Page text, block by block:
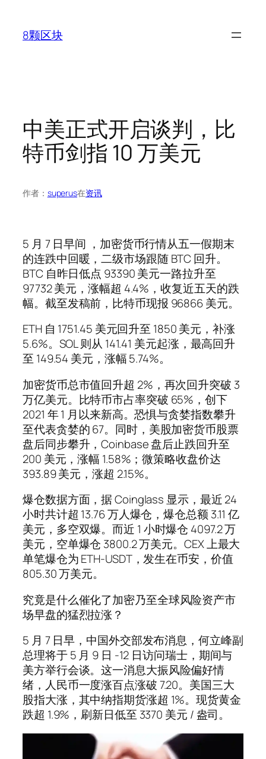
8颗区块
中美正式开启谈判，比
特币剑指 10 万美元
作者： superus在资讯
5 月 7 日早间 ，加密货币行情从五一假期末
的连跌中回暖，二级市场跟随 BTC 回升。
BTC 自昨日低点 93390 美元一路拉升至
97732 美元，涨幅超 4.4%，收复近五天的跌
幅。截至发稿前，比特币现报 96866 美元。
ETH 自 1751.45 美元回升至 1850 美元，补涨
5.6%。SOL 则从 141.41 美元起涨，最高回升
至 149.54 美元，涨幅 5.74%。
加密货币总市值回升超 2%，再次回升突破 3
万亿美元。比特币市占率突破 65%，创下
2021 年 1 月以来新高。恐惧与贪婪指数攀升
至代表贪婪的 67。同时，美股加密货币股票
盘后同步攀升，Coinbase 盘后止跌回升至
200 美元，涨幅 1.58%；微策略收盘价达
393.89 美元，涨超 2.15%。
爆仓数据方面，据 Coinglass 显示，最近 24
小时共计超 13.76 万人爆仓，爆仓总额 3.11 亿
美元，多空双爆。而近 1 小时爆仓 4097.2 万
美元，空单爆仓 3800.2 万美元。CEX 上最大
单笔爆仓为 ETH-USDT，发生在币安，价值
805.30 万美元。
究竟是什么催化了加密乃至全球风险资产市
场早盘的猛烈拉涨？
5 月 7 日早，中国外交部发布消息，何立峰副
总理将于 5 月 9 日 -12 日访问瑞士，期间与
美方举行会谈。这一消息大振风险偏好情
绪，人民币一度涨百点涨破 7.20。美国三大
股指大涨，其中纳指期货涨超 1%。现货黄金
跌超 1.9%，刷新日低至 3370 美元 / 盎司。